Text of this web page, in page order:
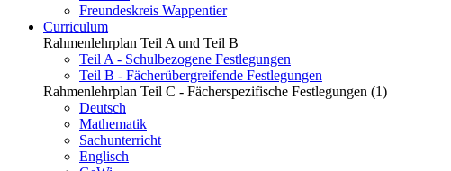
Freundeskreis Wappentier
Curriculum
Rahmenlehrplan Teil A und Teil B
Teil A - Schulbezogene Festlegungen
Teil B - Fächerübergreifende Festlegungen
Rahmenlehrplan Teil C - Fächerspezifische Festlegungen (1)
Deutsch
Mathematik
Sachunterricht
Englisch